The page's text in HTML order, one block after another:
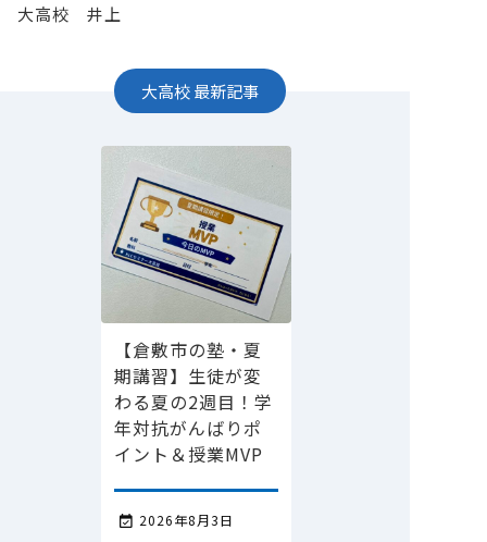
大高校 井上
大高校最新記事
【倉敷市の塾・夏
期講習】生徒が変
わる夏の2週目！学
年対抗がんばりポ
イント＆授業MVP
 2026年8月3日